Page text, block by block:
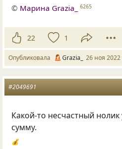
© Марина Grazia_ 6265
22 1
Опубликовала Grazia_ 26 ноя 2022
#2049691
Какой-то несчастный
сумму.
💰